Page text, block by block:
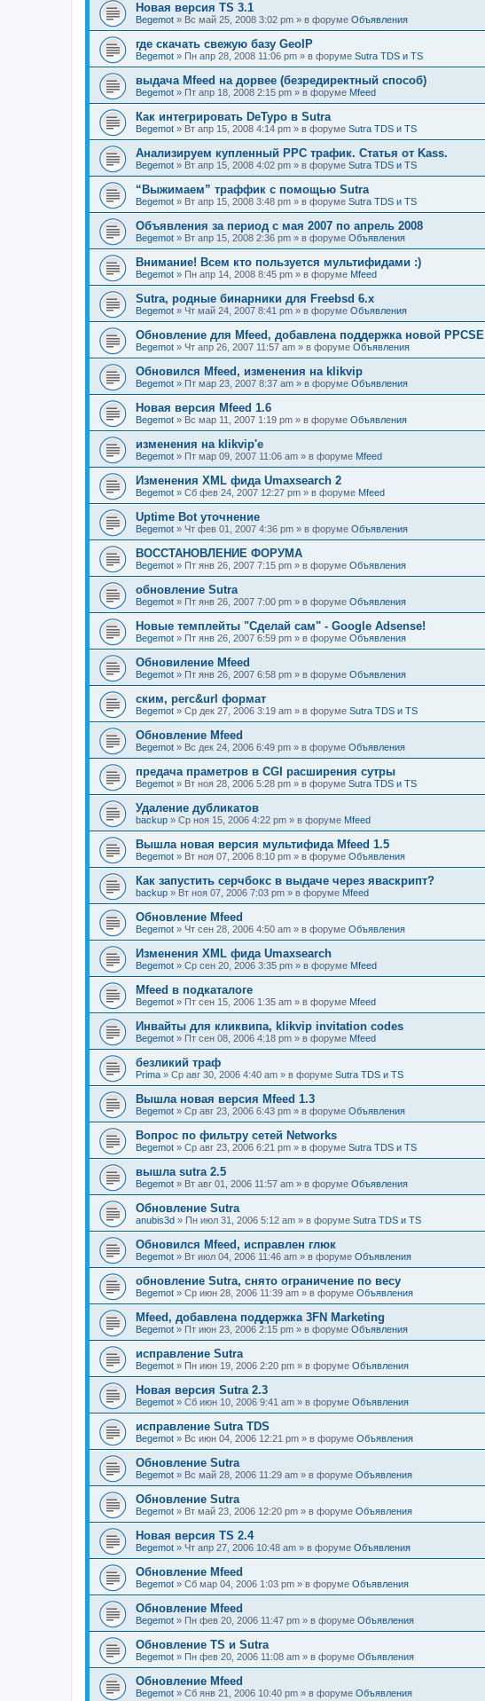
Новая версия TS 3.1
Begemot » Вс май 25, 2008 3:02 pm » в форуме Объявления
где скачать свежую базу GeoIP
Begemot » Пн апр 28, 2008 11:06 pm » в форуме Sutra TDS и TS
выдача Mfeed на дорвее (безредиректный способ)
Begemot » Пт апр 18, 2008 2:15 pm » в форуме Mfeed
Как интегрировать DeTypo в Sutra
Begemot » Вт апр 15, 2008 4:14 pm » в форуме Sutra TDS и TS
Анализируем купленный PPC трафик. Статья от Kass.
Begemot » Вт апр 15, 2008 4:02 pm » в форуме Sutra TDS и TS
“Выжимаем” траффик с помощью Sutra
Begemot » Вт апр 15, 2008 3:48 pm » в форуме Sutra TDS и TS
Объявления за период с мая 2007 по апрель 2008
Begemot » Вт апр 15, 2008 2:36 pm » в форуме Объявления
Внимание! Всем кто пользуется мультифидами :)
Begemot » Пн апр 14, 2008 8:45 pm » в форуме Mfeed
Sutra, родные бинарники для Freebsd 6.x
Begemot » Чт май 24, 2007 8:41 pm » в форуме Объявления
Обновление для Mfeed, добавлена поддержка новой PPCSE
Begemot » Чт апр 26, 2007 11:57 am » в форуме Объявления
Обновился Mfeed, изменения на klikvip
Begemot » Пт мар 23, 2007 8:37 am » в форуме Объявления
Новая версия Mfeed 1.6
Begemot » Вс мар 11, 2007 1:19 pm » в форуме Объявления
изменения на klikvip'е
Begemot » Пт мар 09, 2007 11:06 am » в форуме Mfeed
Изменения XML фида Umaxsearch 2
Begemot » Сб фев 24, 2007 12:27 pm » в форуме Mfeed
Uptime Bot уточнение
Begemot » Чт фев 01, 2007 4:36 pm » в форуме Объявления
ВОССТАНОВЛЕНИЕ ФОРУМА
Begemot » Пт янв 26, 2007 7:15 pm » в форуме Объявления
обновление Sutra
Begemot » Пт янв 26, 2007 7:00 pm » в форуме Объявления
Новые темплейты "Cделай сам" - Google Adsense!
Begemot » Пт янв 26, 2007 6:59 pm » в форуме Объявления
Обновиление Mfeed
Begemot » Пт янв 26, 2007 6:58 pm » в форуме Объявления
ским, perc&url формат
Begemot » Ср дек 27, 2006 3:19 am » в форуме Sutra TDS и TS
Обновление Mfeed
Begemot » Вс дек 24, 2006 6:49 pm » в форуме Объявления
предача праметров в CGI расширения сутры
Begemot » Вт ноя 28, 2006 5:28 pm » в форуме Sutra TDS и TS
Удаление дубликатов
backup » Ср ноя 15, 2006 4:22 pm » в форуме Mfeed
Вышла новая версия мультифида Mfeed 1.5
Begemot » Вт ноя 07, 2006 8:10 pm » в форуме Объявления
Как запустить серчбокс в выдаче через яваскрипт?
backup » Вт ноя 07, 2006 7:03 pm » в форуме Mfeed
Обновление Mfeed
Begemot » Чт сен 28, 2006 4:50 am » в форуме Объявления
Изменения XML фида Umaxsearch
Begemot » Ср сен 20, 2006 3:35 pm » в форуме Mfeed
Mfeed в подкаталоге
Begemot » Пт сен 15, 2006 1:35 am » в форуме Mfeed
Инвайты для кликвипа, klikvip invitation codes
Begemot » Пт сен 08, 2006 4:18 pm » в форуме Mfeed
безликий траф
Prima » Ср авг 30, 2006 4:40 am » в форуме Sutra TDS и TS
Вышла новая версия Mfeed 1.3
Begemot » Ср авг 23, 2006 6:43 pm » в форуме Объявления
Вопрос по фильтру сетей Networks
Begemot » Ср авг 23, 2006 6:21 pm » в форуме Sutra TDS и TS
вышла sutra 2.5
Begemot » Вт авг 01, 2006 11:57 am » в форуме Объявления
Обновление Sutra
anubis3d » Пн июл 31, 2006 5:12 am » в форуме Sutra TDS и TS
Обновился Mfeed, исправлен глюк
Begemot » Вт июл 04, 2006 11:46 am » в форуме Объявления
обновление Sutra, снято ограничение по весу
Begemot » Ср июн 28, 2006 11:39 am » в форуме Объявления
Mfeed, добавлена поддержка 3FN Marketing
Begemot » Пт июн 23, 2006 2:15 pm » в форуме Объявления
исправление Sutra
Begemot » Пн июн 19, 2006 2:20 pm » в форуме Объявления
Новая версия Sutra 2.3
Begemot » Сб июн 10, 2006 9:41 am » в форуме Объявления
исправление Sutra TDS
Begemot » Вс июн 04, 2006 12:21 pm » в форуме Объявления
Обновление Sutra
Begemot » Вс май 28, 2006 11:29 am » в форуме Объявления
Обновление Sutra
Begemot » Вт май 23, 2006 12:20 pm » в форуме Объявления
Новая версия TS 2.4
Begemot » Чт апр 27, 2006 10:48 am » в форуме Объявления
Обновление Mfeed
Begemot » Сб мар 04, 2006 1:03 pm » в форуме Объявления
Обновление Mfeed
Begemot » Пн фев 20, 2006 11:47 pm » в форуме Объявления
Обновление TS и Sutra
Begemot » Пн фев 20, 2006 11:08 am » в форуме Объявления
Обновление Mfeed
Begemot » Сб янв 21, 2006 10:40 pm » в форуме Объявления